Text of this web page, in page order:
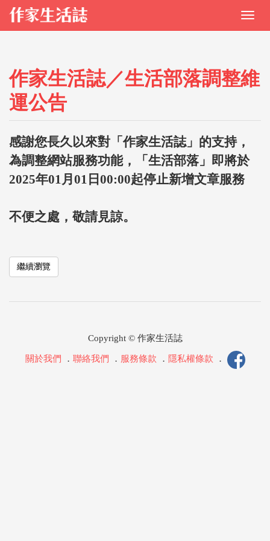
作家生活誌／生活部落調整維
運公告
感謝您長久以來對「作家生活誌」的支持，
為調整網站服務功能，「生活部落」即將於
2025年01月01日00:00起停止新增文章服務
不便之處，敬請見諒。
繼續瀏覽
Copyright © 作家生活誌
關於我們 ． 聯絡我們 ． 服務條款 ． 隱私權條款 ．